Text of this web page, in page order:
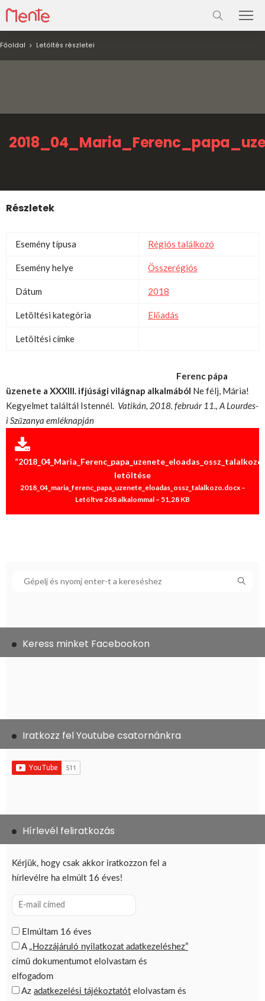
Főoldal Letöltés részletei
Részletek
Esemény típusa Régiós találkozó
Esemény helye Összerégiós
Dátum 2018
Letöltési kategória Előadás
Letöltési címke
Ferenc pápa
üzenete a XXXIII. ifjúsági világnap alkalmából Ne félj, Mária!
Kegyelmet találtál Istennél. Vatikán, 2018. február 11., A Lourdes-
i Szűzanya emléknapján
“2018_04_Maria_Ferenc_papa_uzenete_eloadas_ossz_talalkozo”
letöltése
2018_04_maria_ferenc_papa_uzenete_eloadas_ossz_talalkozo.docx –
Letöltve 268 alkalommal – 51,28 KB
Keress minket Facebookon
Iratkozz fel Youtube csatornánkra
Hírlevél feliratkozás